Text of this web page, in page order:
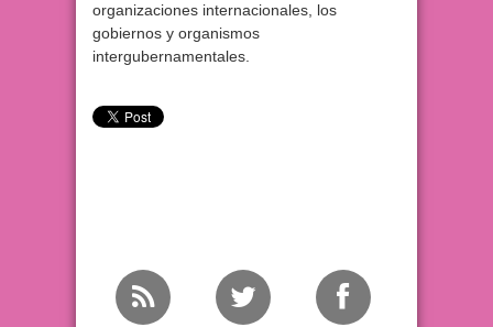
organizaciones internacionales, los
gobiernos y organismos
intergubernamentales.